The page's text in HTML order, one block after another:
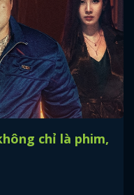
chỉ là phim,